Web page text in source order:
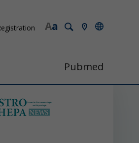
a
A
Pubmed